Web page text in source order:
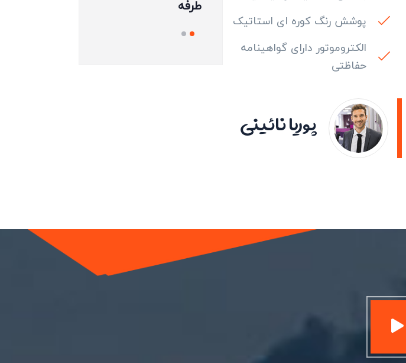
پوشش رنگ کوره ای استاتیک
الکتروموتور دارای گواهینامه
حفاظتی
طرفه
پوریا نائینی